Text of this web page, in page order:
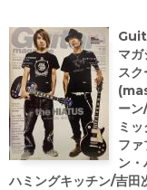
マ
ス
ー
ミ
フ
ン
ハミングキッチン/吉田